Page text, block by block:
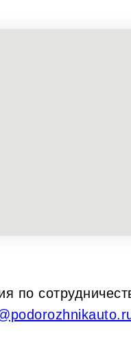
по